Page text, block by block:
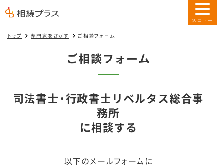
トップ 専門家をさがす ご相談フォーム
ご相談フォーム
司法書士・行政書士リベルタス総合事
務所
に相談する
以下のメールフォームに